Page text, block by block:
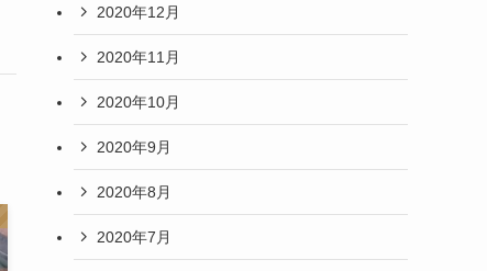
2020年12月
2020年11月
2020年10月
2020年9月
2020年8月
2020年7月